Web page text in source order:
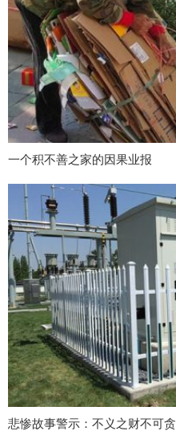
一个积不善之家的因果业报
悲惨故事警示：不义之财不可贪